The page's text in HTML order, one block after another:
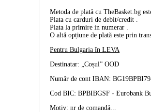
Metoda de plată cu TheBasket.bg
Plata cu carduri de debit/credit .
Plata la primire in numerar .
O altă opțiune de plată este prin
Pentru Bulgaria în LEVA
Destinatar: „Coșul” OOD
Număr de cont IBAN:
Cod BIC: BPBIBGSF - Eurobank
Motiv: nr de comandă...